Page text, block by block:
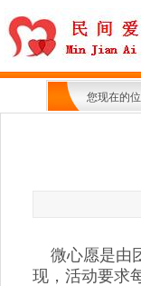
您现在的位
微心愿是由
现，活动要求